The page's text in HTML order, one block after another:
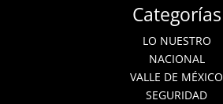
Categorías
LO NUESTRO
NACIONAL
VALLE DE MÉXICO
SEGURIDAD